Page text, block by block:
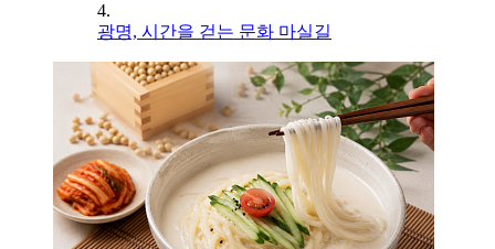
4.
광명, 시간을 걷는 문화 마실길